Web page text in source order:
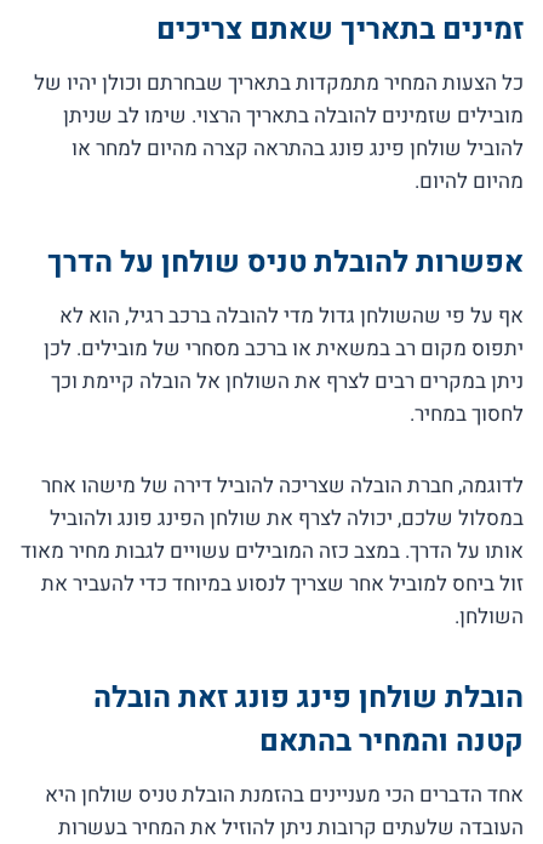
זמינים בתאריך שאתם צריכים
כל הצעות המחיר מתמקדות בתאריך שבחרתם וכולן יהיו של
מובילים שזמינים להובלה בתאריך הרצוי. שימו לב שניתן
להוביל שולחן פינג פונג בהתראה קצרה מהיום למחר או
מהיום להיום.
אפשרות להובלת טניס שולחן על הדרך
אף על פי שהשולחן גדול מדי להובלה ברכב רגיל, הוא לא
יתפוס מקום רב במשאית או ברכב מסחרי של מובילים. לכן
ניתן במקרים רבים לצרף את השולחן אל הובלה קיימת וכך
לחסוך במחיר.
לדוגמה, חברת הובלה שצריכה להוביל דירה של מישהו אחר
במסלול שלכם, יכולה לצרף את שולחן הפינג פונג ולהוביל
אותו על הדרך. במצב כזה המובילים עשויים לגבות מחיר מאוד
זול ביחס למוביל אחר שצריך לנסוע במיוחד כדי להעביר את
השולחן.
הובלת שולחן פינג פונג זאת הובלה
קטנה והמחיר בהתאם
אחד הדברים הכי מעניינים בהזמנת הובלת טניס שולחן היא
העובדה שלעתים קרובות ניתן להוזיל את המחיר בעשרות